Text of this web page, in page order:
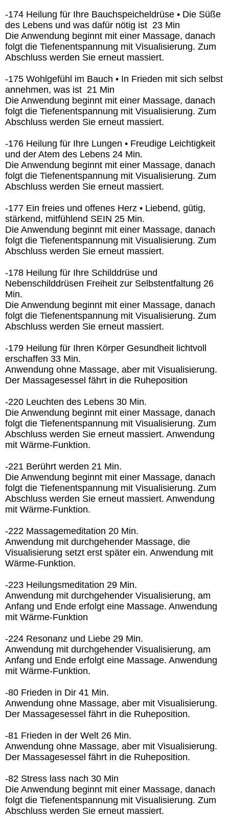
-174 Heilung für Ihre Bauchspeicheldrüse • Die Süße
des Lebens und was dafür nötig ist 23 Min
Die Anwendung beginnt mit einer Massage, danach
folgt die Tiefenentspannung mit Visualisierung. Zum
Abschluss werden Sie erneut massiert.
-175 Wohlgefühl im Bauch • In Frieden mit sich selbst
annehmen, was ist 21 Min
Die Anwendung beginnt mit einer Massage, danach
folgt die Tiefenentspannung mit Visualisierung. Zum
Abschluss werden Sie erneut massiert.
-176 Heilung für Ihre Lungen • Freudige Leichtigkeit
und der Atem des Lebens 24 Min.
Die Anwendung beginnt mit einer Massage, danach
folgt die Tiefenentspannung mit Visualisierung. Zum
Abschluss werden Sie erneut massiert.
-177 Ein freies und offenes Herz • Liebend, gütig,
stärkend, mitfühlend SEIN 25 Min.
Die Anwendung beginnt mit einer Massage, danach
folgt die Tiefenentspannung mit Visualisierung. Zum
Abschluss werden Sie erneut massiert.
-178 Heilung für Ihre Schilddrüse und
Nebenschilddrüsen Freiheit zur Selbstentfaltung 26
Min.
Die Anwendung beginnt mit einer Massage, danach
folgt die Tiefenentspannung mit Visualisierung. Zum
Abschluss werden Sie erneut massiert.
-179 Heilung für Ihren Körper Gesundheit lichtvoll
erschaffen 33 Min.
Anwendung ohne Massage, aber mit Visualisierung.
Der Massagesessel fährt in die Ruheposition
-220 Leuchten des Lebens 30 Min.
Die Anwendung beginnt mit einer Massage, danach
folgt die Tiefenentspannung mit Visualisierung. Zum
Abschluss werden Sie erneut massiert. Anwendung
mit Wärme-Funktion.
-221 Berührt werden 21 Min.
Die Anwendung beginnt mit einer Massage, danach
folgt die Tiefenentspannung mit Visualisierung. Zum
Abschluss werden Sie erneut massiert. Anwendung
mit Wärme-Funktion.
-222 Massagemeditation 20 Min.
Anwendung mit durchgehender Massage, die
Visualisierung setzt erst später ein. Anwendung mit
Wärme-Funktion.
-223 Heilungsmeditation 29 Min.
Anwendung mit durchgehender Visualisierung, am
Anfang und Ende erfolgt eine Massage. Anwendung
mit Wärme-Funktion
-224 Resonanz und Liebe 29 Min.
Anwendung mit durchgehender Visualisierung, am
Anfang und Ende erfolgt eine Massage. Anwendung
mit Wärme-Funktion.
-80 Frieden in Dir 41 Min.
Anwendung ohne Massage, aber mit Visualisierung.
Der Massagesessel fährt in die Ruheposition.
-81 Frieden in der Welt 26 Min.
Anwendung ohne Massage, aber mit Visualisierung.
Der Massagesessel fährt in die Ruheposition.
-82 Stress lass nach 30 Min
Die Anwendung beginnt mit einer Massage, danach
folgt die Tiefenentspannung mit Visualisierung. Zum
Abschluss werden Sie erneut massiert.